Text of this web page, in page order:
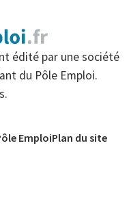
édité par une société
du Pôle Emploi.
EmploiPlan du site